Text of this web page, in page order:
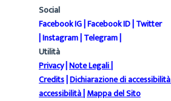
Social
Facebook IG|Facebook ID|Twitter
|Instagram|Telegram|
Utilità
Privacy|Note Legali|
Credits|Dichiarazione di accessibilità
accessibilità|Mappa del Sito